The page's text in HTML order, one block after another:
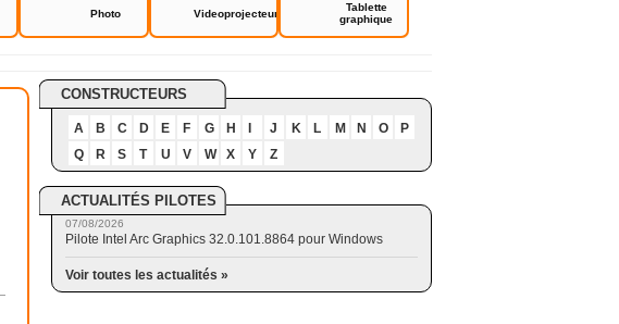
Photo Videoprojecteur
Tablette
graphique
CONSTRUCTEURS
A B C D E F G H J K L M N O
P
Q
R S T U V W X Y Z
ACTUALITÉS PILOTES
07/08/2026
Pilote Intel Arc Graphics 32.0.101.8864 pour Windows
Voir toutes les actualités »